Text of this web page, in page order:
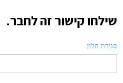
שילחו קישור זה לחבר.
סגירת חלון